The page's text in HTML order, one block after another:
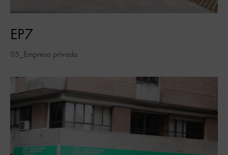
EP7
05_Empresa privada